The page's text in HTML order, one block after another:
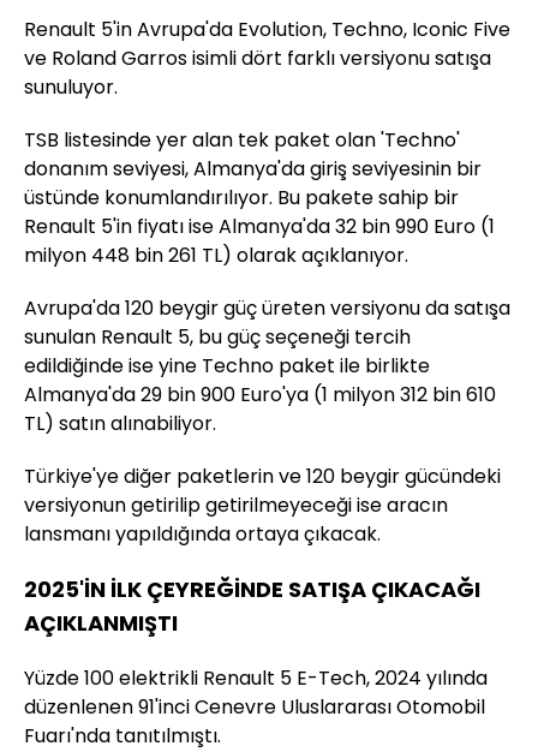
Renault 5'in Avrupa'da Evolution, Techno, Iconic Five
ve Roland Garros isimli dört farklı versiyonu satışa
sunuluyor.
TSB listesinde yer alan tek paket olan 'Techno'
donanım seviyesi, Almanya'da giriş seviyesinin bir
üstünde konumlandırılıyor. Bu pakete sahip bir
Renault 5'in fiyatı ise Almanya'da 32 bin 990 Euro (1
milyon 448 bin 261 TL) olarak açıklanıyor.
Avrupa'da 120 beygir güç üreten versiyonu da satışa
sunulan Renault 5, bu güç seçeneği tercih
edildiğinde ise yine Techno paket ile birlikte
Almanya'da 29 bin 900 Euro'ya (1 milyon 312 bin 610
TL) satın alınabiliyor.
Türkiye'ye diğer paketlerin ve 120 beygir gücündeki
versiyonun getirilip getirilmeyeceği ise aracın
lansmanı yapıldığında ortaya çıkacak.
2025'İN İLK ÇEYREĞİNDE SATIŞA ÇIKACAĞI
AÇIKLANMIŞTI
Yüzde 100 elektrikli Renault 5 E-Tech, 2024 yılında
düzenlenen 91'inci Cenevre Uluslararası Otomobil
Fuarı'nda tanıtılmıştı.